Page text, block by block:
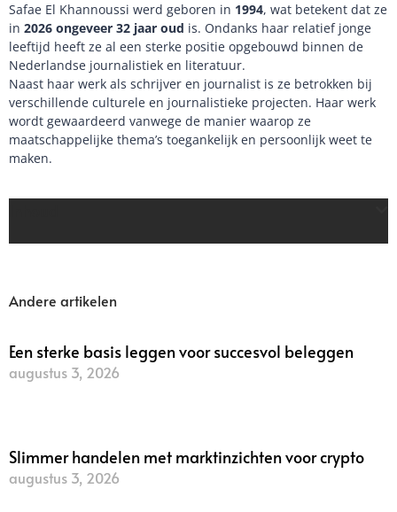
Safae El Khannoussi werd geboren in 1994, wat betekent dat ze
in 2026 ongeveer 32 jaar oud is. Ondanks haar relatief jonge
leeftijd heeft ze al een sterke positie opgebouwd binnen de
Nederlandse journalistiek en literatuur.
Naast haar werk als schrijver en journalist is ze betrokken bij
verschillende culturele en journalistieke projecten. Haar werk
wordt gewaardeerd vanwege de manier waarop ze
maatschappelijke thema’s toegankelijk en persoonlijk weet te
maken.
Andere artikelen
Een sterke basis leggen voor succesvol beleggen
augustus 3, 2026
Slimmer handelen met marktinzichten voor crypto
augustus 3, 2026